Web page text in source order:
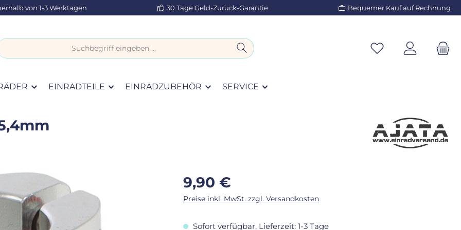
von 1-3 Werktagen 30 Tage Geld-Zurück-Garantie Bequemer Kauf auf Rechnung
EINRADTEILE EINRADZUBEHÖR SERVICE
Regulärer Preis:
9,90 €
Preise inkl. MwSt. zzgl. Versandkosten
Sofort verfügbar, Lieferzeit: 1-3 Tage